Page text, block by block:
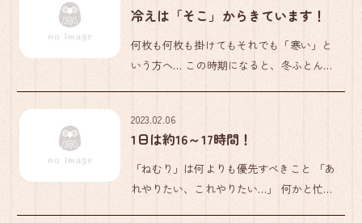
迎えがくる頃や、みんな（ […]
冷えは「そこ」からきています！
何枚も何枚も掛けてもそれでも「寒い」と
いう方へ… この時期になると、冬ふとんの
いうお悩みを持つ方が増えます。 そんなあ
なたは、敷寝具を見直してみ […]
2023.02.06
1日は約16～17時間！
「ねむり」は何よりも優先すべきこと 「あ
れやりたい、これやりたい…」 何かと忙し